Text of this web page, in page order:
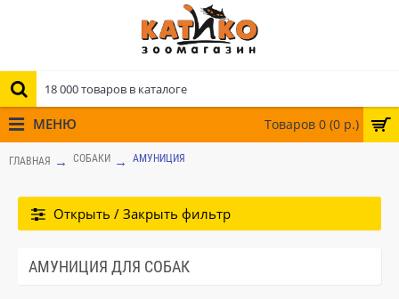
Товаров 0 (0 р.)
МЕНЮ
ГЛАВНАЯ СОБАКИ АМУНИЦИЯ
Открыть / Закрыть фильтр
АМУНИЦИЯ ДЛЯ СОБАК